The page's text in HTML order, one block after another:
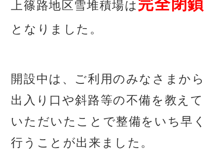
上篠路地区雪堆積場は 完全閉鎖
となりました。
開設中は、ご利用のみなさまから
出入り口や斜路等の不備を教えて
いただいたことで整備をいち早く
行うことが出来ました。